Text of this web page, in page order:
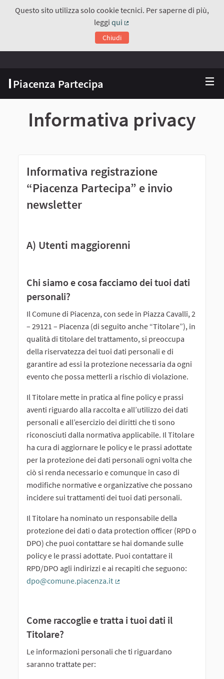
Questo sito utilizza solo cookie tecnici. Per saperne di più,
leggi qui
(Collegamento esterno)
Chiudi
Piacenza Partecipa
Informativa privacy
Informativa registrazione
“Piacenza Partecipa” e invio
newsletter
A) Utenti maggiorenni
Chi siamo e cosa facciamo dei tuoi dati
personali?
Il Comune di Piacenza, con sede in Piazza Cavalli, 2
– 29121 – Piacenza (di seguito anche “Titolare”), in
qualità di titolare del trattamento, si preoccupa
della riservatezza dei tuoi dati personali e di
garantire ad essi la protezione necessaria da ogni
evento che possa metterli a rischio di violazione.
Il Titolare mette in pratica al fine policy e prassi
aventi riguardo alla raccolta e all’utilizzo dei dati
personali e all’esercizio dei diritti che ti sono
riconosciuti dalla normativa applicabile. Il Titolare
ha cura di aggiornare le policy e le prassi adottate
per la protezione dei dati personali ogni volta che
ciò si renda necessario e comunque in caso di
modifiche normative e organizzative che possano
incidere sui trattamenti dei tuoi dati personali.
Il Titolare ha nominato un responsabile della
protezione dei dati o data protection officer (RPD o
DPO) che puoi contattare se hai domande sulle
policy e le prassi adottate. Puoi contattare il
RPD/DPO agli indirizzi e ai recapiti che seguono:
dpo@comune.piacenza.it
Come raccoglie e tratta i tuoi dati il
Titolare?
Le informazioni personali che ti riguardano
saranno trattate per: